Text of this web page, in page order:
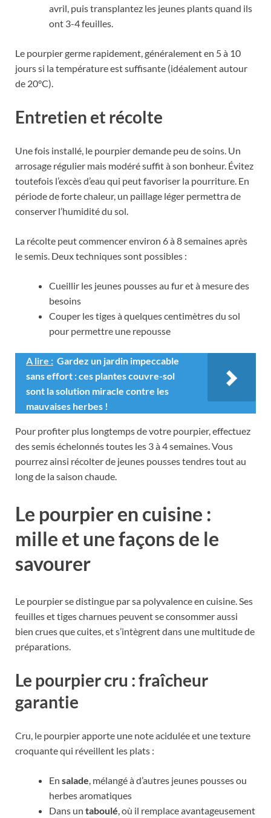
avril, puis transplantez les jeunes plants quand ils
ont 3-4 feuilles.
Le pourpier germe rapidement, généralement en 5 à 10
jours si la température est suffisante (idéalement autour
de 20°C).
Entretien et récolte
Une fois installé, le pourpier demande peu de soins. Un
arrosage régulier mais modéré suffit à son bonheur. Évitez
toutefois l’excès d’eau qui peut favoriser la pourriture. En
période de forte chaleur, un paillage léger permettra de
conserver l’humidité du sol.
La récolte peut commencer environ 6 à 8 semaines après
le semis. Deux techniques sont possibles :
Cueillir les jeunes pousses au fur et à mesure des
besoins
Couper les tiges à quelques centimètres du sol
pour permettre une repousse
A lire : Gardez un jardin impeccable
sans effort : ces plantes couvre-sol
sont la solution miracle contre les
mauvaises herbes !
Pour profiter plus longtemps de votre pourpier, effectuez
des semis échelonnés toutes les 3 à 4 semaines. Vous
pourrez ainsi récolter de jeunes pousses tendres tout au
long de la saison chaude.
Le pourpier en cuisine :
mille et une façons de le
savourer
Le pourpier se distingue par sa polyvalence en cuisine. Ses
feuilles et tiges charnues peuvent se consommer aussi
bien crues que cuites, et s’intègrent dans une multitude de
préparations.
Le pourpier cru : fraîcheur
garantie
Cru, le pourpier apporte une note acidulée et une texture
croquante qui réveillent les plats :
En salade, mélangé à d’autres jeunes pousses ou
herbes aromatiques
Dans un taboulé, où il remplace avantageusement